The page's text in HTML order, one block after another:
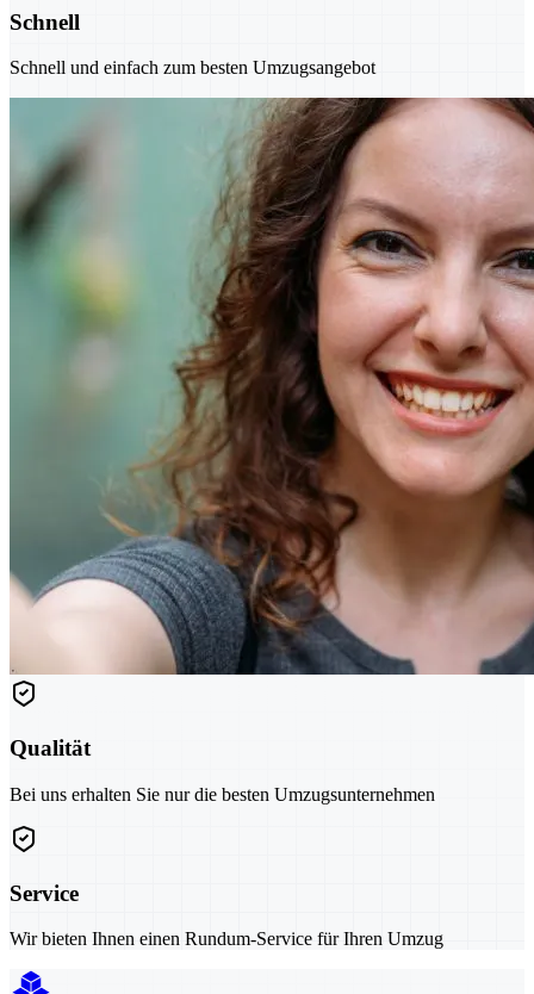
Schnell
Schnell und einfach zum besten Umzugsangebot
Qualität
Bei uns erhalten Sie nur die besten Umzugsunternehmen
Service
Wir bieten Ihnen einen Rundum-Service für Ihren Umzug